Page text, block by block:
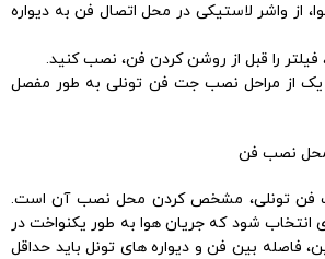
از واشر لاستیکی در محل اتصال فن به دیواره
فیلتر را قبل از روشن کردن فن، نصب کنید.
یک از مراحل نصب جت فن تونلی به طور مفصل
فن تونلی، مشخص کردن محل نصب آن است.
شود که جریان هوا به طور یکنواخت در
فاصله بین فن و دیواره های تونل باید حداقل